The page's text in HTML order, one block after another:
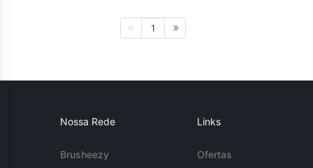
1
Nossa Rede
Brusheezy
Links
Ofertas